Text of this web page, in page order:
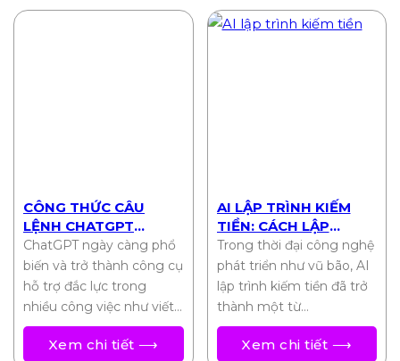
CÔNG THỨC CÂU
LỆNH CHATGPT
CHUẨN NHẤT 2025
ChatGPT ngày càng phổ
biến và trở thành công cụ
hỗ trợ đắc lực trong
nhiều công việc như viết…
Xem chi tiết ⟶
AI LẬP TRÌNH KIẾM
TIỀN: CÁCH LẬP
TRÌNH VIÊN BIẾN Ý
TƯỞNG THÀNH THU
NHẬP THỤ ĐỘNG
Trong thời đại công nghệ
phát triển như vũ bão, AI
lập trình kiếm tiền đã trở
thành một từ…
Xem chi tiết ⟶